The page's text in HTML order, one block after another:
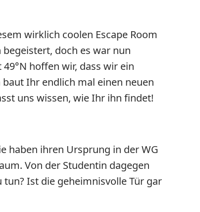
wirklich coolen Escape Room
doch es war nun
hoffen wir, dass wir ein
Ihr endlich mal einen neuen
uns wissen, wie Ihr ihn findet!
haben ihren Ursprung in der WG
Von der Studentin dagegen
Ist die geheimnisvolle Tür gar